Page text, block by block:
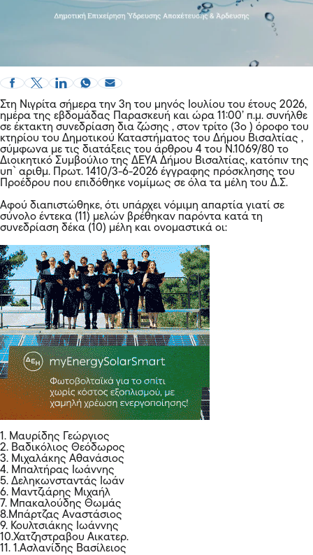
Στη Νιγρίτα σήμερα την 3η του μηνός Ιουλίου του έτους 2026,
ημέρα της εβδομάδας Παρασκευή και ώρα 11:00’ π.μ. συνήλθε
σε έκτακτη συνεδρίαση δια ζώσης , στον τρίτο (3ο ) όροφο του
κτηρίου του Δημοτικού Καταστήματος του Δήμου Βισαλτίας ,
σύμφωνα με τις διατάξεις του άρθρου 4 του Ν.1069/80 το
Διοικητικό Συμβούλιο της ΔΕΥΑ Δήμου Βισαλτίας, κατόπιν της
υπ` αριθμ. Πρωτ. 1410/3-6-2026 έγγραφης πρόσκλησης του
Προέδρου που επιδόθηκε νομίμως σε όλα τα μέλη του Δ.Σ.
Αφού διαπιστώθηκε, ότι υπάρχει νόμιμη απαρτία γιατί σε
σύνολο έντεκα (11) μελών βρέθηκαν παρόντα κατά τη
συνεδρίαση δέκα (10) μέλη και ονομαστικά οι:
1. Μαυρίδης Γεώργιος
2. Βαδικόλιος Θεόδωρος
3. Μιχαλάκης Αθανάσιος
4. Μπαλτήρας Ιωάννης
5. Δεληκωνσταντάς Ιωάν
6. Μαντζιάρης Μιχαήλ
7. Μπακαλούδης Θωμάς
8.Μπάρτζας Αναστάσιος
9. Κουλτσιάκης Ιωάννης
10.Χατζηστραβου Αικατερ.
11. 1.Ασλανίδης Βασίλειος